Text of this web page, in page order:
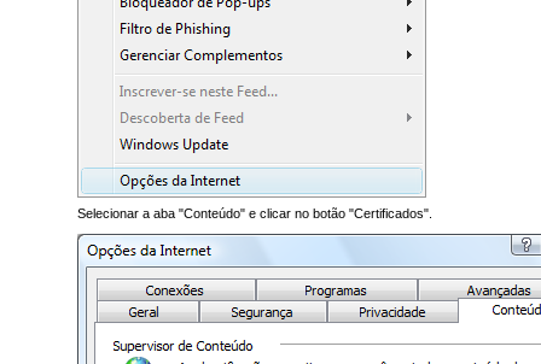
Selecionar a aba "Conteúdo" e clicar no botão "Certificados".